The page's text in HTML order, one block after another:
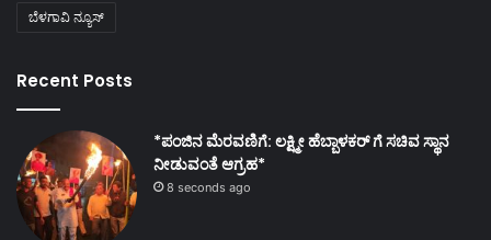
ಬೆಳಗಾವಿ ನ್ಯೂಸ್
Recent Posts
*ಪಂಜಿನ ಮೆರವಣಿಗೆ: ಲಕ್ಷ್ಮೀ ಹೆಬ್ಬಾಳಕರ್ ಗೆ ಸಚಿವ ಸ್ಥಾನ
ನೀಡುವಂತೆ ಆಗ್ರಹ*
8 seconds ago